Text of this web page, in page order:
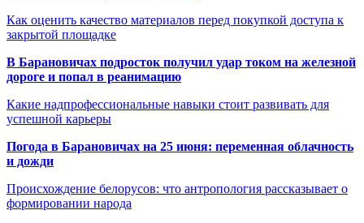
Как оценить качество материалов перед покупкой доступа к
закрытой площадке
В Барановичах подросток получил удар током на железной
дороге и попал в реанимацию
Какие надпрофессиональные навыки стоит развивать для
успешной карьеры
Погода в Барановичах на 25 июня: переменная облачность
и дожди
Происхождение белорусов: что антропология рассказывает о
формировании народа